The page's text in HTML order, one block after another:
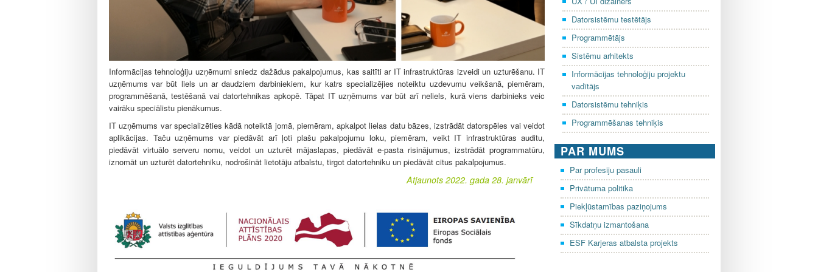
Informācijas tehnoloģiju uzņēmumi sniedz dažādus pakalpojumus, kas saitīti ar IT infrastruktūras izveidi un uzturēšanu. IT
uzņēmums var būt liels un ar daudziem darbiniekiem, kur katrs specializējies noteiktu uzdevumu veikšanā, piemēram,
programmēšanā, testēšanā vai datortehnikas apkopē. Tāpat IT uzņēmums var būt arī neliels, kurā viens darbinieks veic
vairāku speciālistu pienākumus.
IT uzņēmums var specializēties kādā noteiktā jomā, piemēram, apkalpot lielas datu bāzes, izstrādāt datorspēles vai veidot
aplikācijas. Taču uzņēmums var piedāvāt arī ļoti plašu pakalpojumu loku, piemēram, veikt IT infrastruktūras auditu,
piedāvāt virtuālo serveru nomu, veidot un uzturēt mājaslapas, piedāvāt e-pasta risinājumus, izstrādāt programmatūru,
iznomāt un uzturēt datortehniku, nodrošināt lietotāju atbalstu, tirgot datortehniku un piedāvāt citus pakalpojumus.
Atjaunots 2022. gada 28. janvārī
Datorsistēmu testētājs
Programmētājs
Sistēmu arhitekts
Informācijas tehnoloģiju projektu
vadītājs
Datorsistēmu tehniķis
Programmēšanas tehniķis
PAR MUMS
Par profesiju pasauli
Privātuma politika
Piekļūstamības paziņojums
Sīkdatņu izmantošana
ESF Karjeras atbalsta projekts